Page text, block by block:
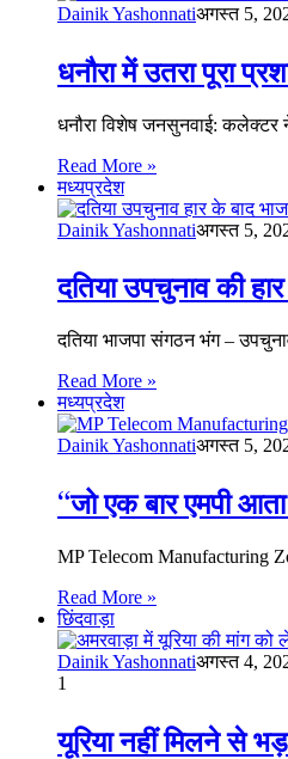
Dainik Yashonnatiअगस्त 5,
धनौरा में उतरा पूरा
धनौरा विशेष जनसुनवाई: कलेक्टर
Read More »
मध्यप्रदेश
Dainik Yashonnatiअगस्त 5,
दतिया उपचुनाव की
दतिया भाजपा संगठन भंग –
Read More »
मध्यप्रदेश
Dainik Yashonnatiअगस्त 5,
“जो एक बार एमपी
MP Telecom Manufacturing
Read More »
छिंदवाड़ा
Dainik Yashonnatiअगस्त 4,
1
यूरिया नहीं मिलने से